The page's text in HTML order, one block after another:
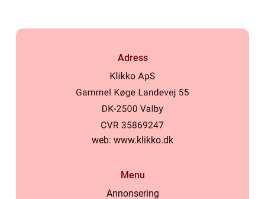
Adress
web: www.klikko.dk
Menu
Annonsering